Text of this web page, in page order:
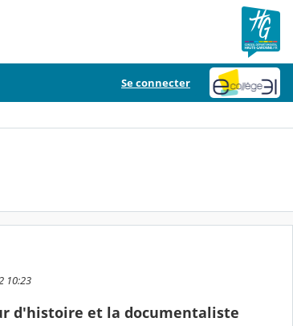
Se connecter
10:23
d'histoire et la documentaliste